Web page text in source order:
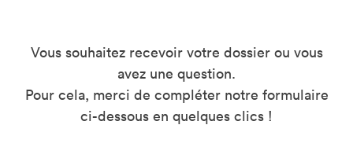
Vous souhaitez recevoir votre dossier ou vous
avez une question.
Pour cela, merci de compléter notre formulaire
ci-dessous en quelques clics !